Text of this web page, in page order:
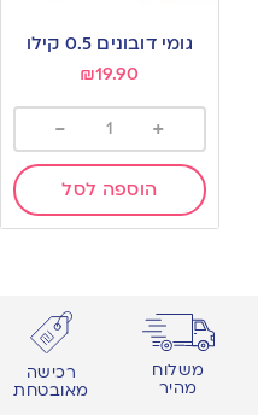
גומי דובונים 0.5 קילו
₪19.90
+
-
הוספה לסל
משלוח
מהיר
רכישה
מאובטחת